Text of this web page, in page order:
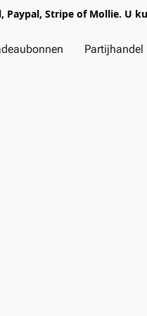
Paypal, Stripe of Mollie. U
Partijhandel